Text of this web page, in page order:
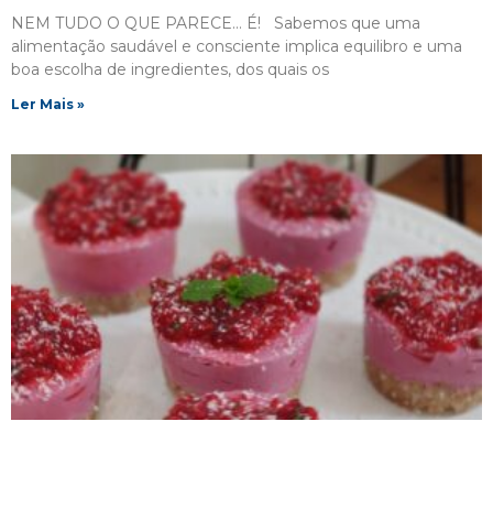
NEM TUDO O QUE PARECE… É! Sabemos que uma
alimentação saudável e consciente implica equilibro e uma
boa escolha de ingredientes, dos quais os
Ler Mais »